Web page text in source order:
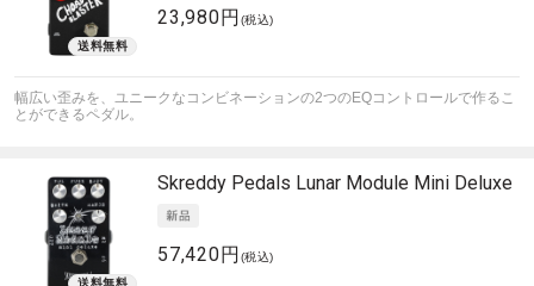
23,980円 (税込)
幅広い歪みを、ユニークなコンビネーションの2つのEQコントロールで作るこ
とができるペダル。
Skreddy Pedals Lunar Module Mini Deluxe
57,420円 (税込)